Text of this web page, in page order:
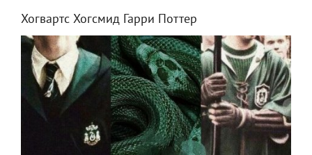
Хогвартс Хогсмид Гарри Поттер